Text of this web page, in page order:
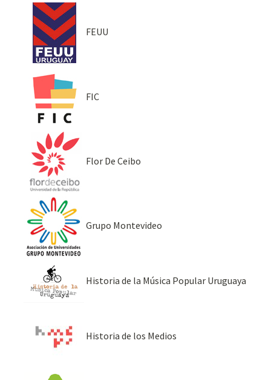
FEUU
FIC
Flor De Ceibo
Grupo Montevideo
Historia de la Música Popular Uruguaya
Historia de los Medios